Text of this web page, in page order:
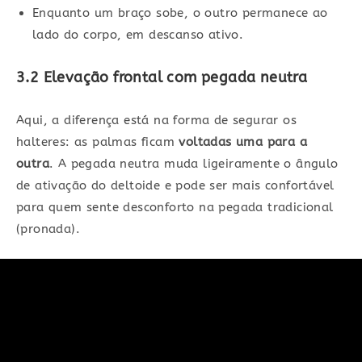
Enquanto um braço sobe, o outro permanece ao
lado do corpo, em descanso ativo.
3.2 Elevação frontal com pegada neutra
Aqui, a diferença está na forma de segurar os
halteres: as palmas ficamvoltadas uma para a
outra. A pegada neutra muda ligeiramente o ângulo
de ativação do deltoide e pode ser mais confortável
para quem sente desconforto na pegada tradicional
(pronada).